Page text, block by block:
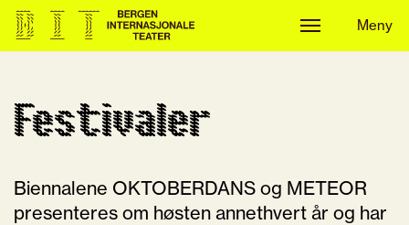
MenyMeny
Festivaler
Biennalene OKTOBERDANS og METEOR
presenteres om høsten annethvert år og har